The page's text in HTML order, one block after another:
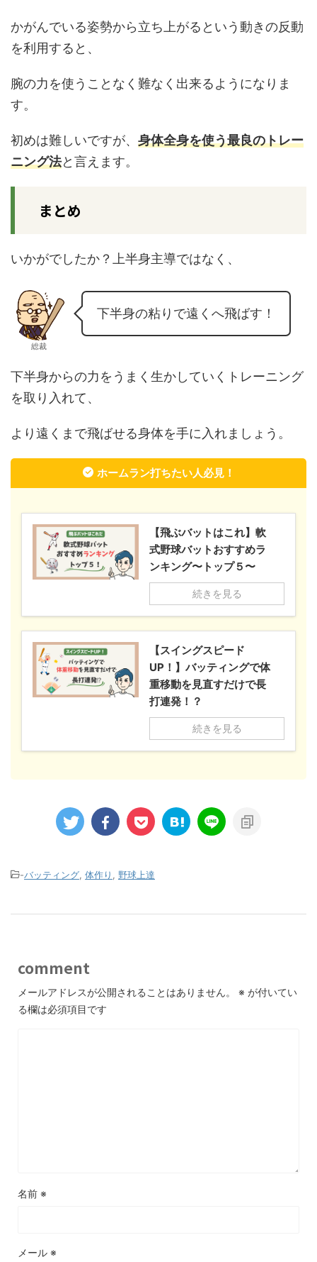
かがんでいる姿勢から立ち上がるという動きの反動
を利用すると、
腕の力を使うことなく難なく出来るようになりま
す。
初めは難しいですが、 身体全身を使う最良のトレー
ニング法と言えます。
まとめ
いかがでしたか？上半身主導ではなく、
総裁
下半身の粘りで遠くへ飛ばす！
下半身からの力をうまく生かしていくトレーニング
を取り入れて、
より遠くまで飛ばせる身体を手に入れましょう。
ホームラン打ちたい人必見！
【飛ぶバットはこれ】軟
式野球バットおすすめラ
ンキング〜トップ５〜
続きを見る
【スイングスピード
UP！】バッティングで体
重移動を見直すだけで長
打連発！？
続きを見る
-バッティング 体作り 野球上達
comment
メールアドレスが公開されることはありません。 ※ が付いてい
る欄は必須項目です
名前 ※
メール ※